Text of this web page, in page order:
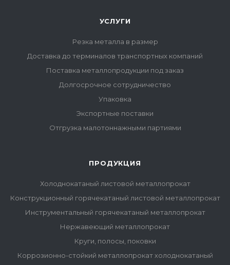
УСЛУГИ
Резка металла в размер
Доставка до терминалов транспортных компаний
Поставка металлопродукции под заказ
Долгосрочное сотрудничество
Упаковка
Экспортные поставки
Отгрузка малотоннажными партиями
ПРОДУКЦИЯ
Холоднокатаный листовой металлопрокат
Конструкционный горячекатаный листовой металлопрокат
Инструментальный горячекатаный металлопрокат
Нержавеющий металлопрокат
Круги, полосы, поковки
Коррозионно-стойкий металлопрокат холоднокатаный